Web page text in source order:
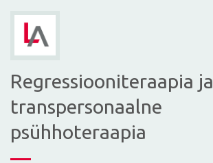
content
Regressiooniteraapia ja
transpersonaalne
psühhoteraapia